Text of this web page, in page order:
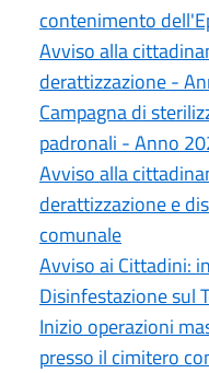
contenimento
Avviso alla
derattizzazione -
Campagna di
padronali - Anno
Avviso alla
derattizzazione e
comunale
Avviso ai Cittadini:
Disinfestazione sul
Inizio operazioni
presso il cimitero